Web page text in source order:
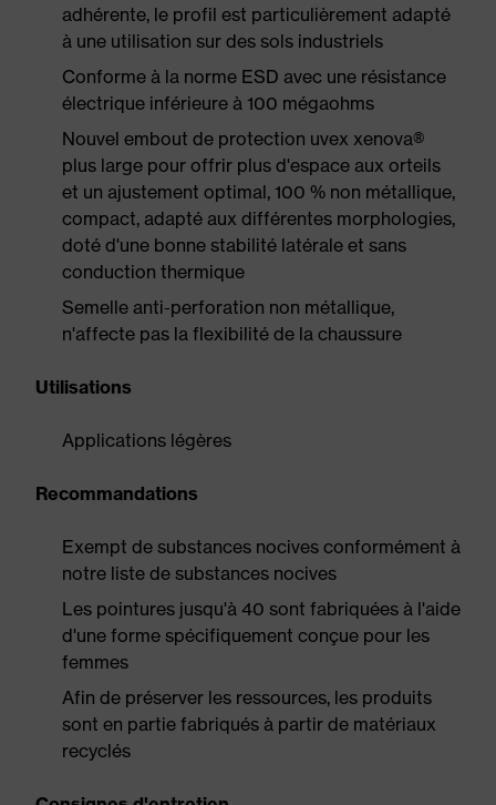
adhérente, le profil est particulièrement adapté
à une utilisation sur des sols industriels
Conforme à la norme ESD avec une résistance
électrique inférieure à 100 mégaohms
Nouvel embout de protection uvex xenova®
plus large pour offrir plus d'espace aux orteils
et un ajustement optimal, 100 % non métallique,
compact, adapté aux différentes morphologies,
doté d'une bonne stabilité latérale et sans
conduction thermique
Semelle anti-perforation non métallique,
n'affecte pas la flexibilité de la chaussure
Utilisations
Applications légères
Recommandations
Exempt de substances nocives conformément à
notre liste de substances nocives
Les pointures jusqu'à 40 sont fabriquées à l'aide
d'une forme spécifiquement conçue pour les
femmes
Afin de préserver les ressources, les produits
sont en partie fabriqués à partir de matériaux
recyclés